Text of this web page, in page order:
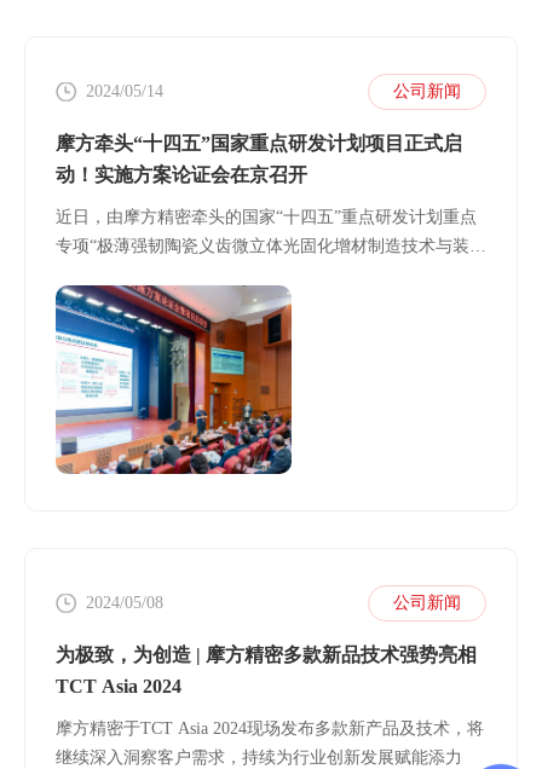
2024/05/14 公司新闻
摩方牵头“十四五”国家重点研发计划项目正式启
动！实施方案论证会在京召开
近日，由摩方精密牵头的国家“十四五”重点研发计划重点
专项“极薄强韧陶瓷义齿微立体光固化增材制造技术与装
院召开
2024/05/08 公司新闻
为极致，为创造 | 摩方精密多款新品技术强势亮相
TCT Asia 2024
摩方精密于TCT Asia 2024现场发布多款新产品及技术，将
继续深入洞察客户需求，持续为行业创新发展赋能添力